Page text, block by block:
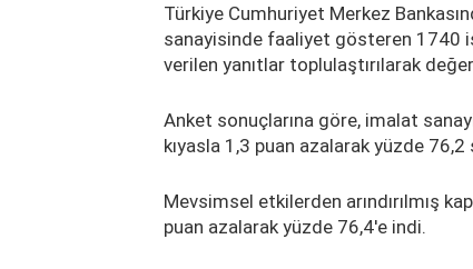
Türkiye Cumhuriyet Merkez
sanayisinde faaliyet gösteren 1740
verilen yanıtlar toplulaştırılarak
Anket sonuçlarına göre, imalat
kıyasla 1,3 puan azalarak yüzde
Mevsimsel etkilerden arındırılmış
puan azalarak yüzde 76,4'e indi.